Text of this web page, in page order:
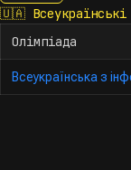
2017
🇺🇦
Олімпіада
Всеукраїнська з